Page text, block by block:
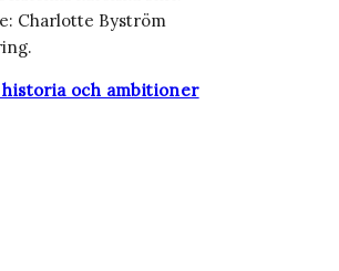
Charlotte Byström
historia och ambitioner